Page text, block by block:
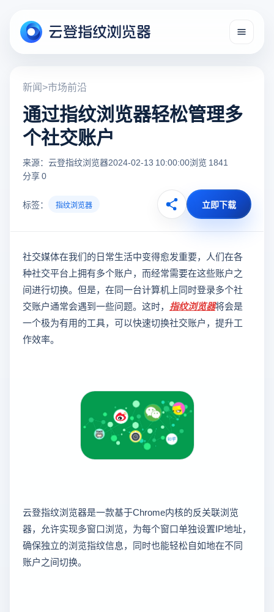
新闻>市场前沿
通过指纹浏览器轻松管理多
个社交账户
来源：云登指纹浏览器2024-02-13 10:00:00浏览 1841
分享 0
标签： 指纹浏览器 立即下载
社交媒体在我们的日常生活中变得愈发重要，人们在各
种社交平台上拥有多个账户，而经常需要在这些账户之
间进行切换。但是，在同一台计算机上同时登录多个社
交账户通常会遇到一些问题。这时， 指纹浏览器将会是
一个极为有用的工具，可以快速切换社交账户，提升工
作效率。
云登指纹浏览器是一款基于Chrome内核的反关联浏览
器，允许实现多窗口浏览，为每个窗口单独设置IP地址，
确保独立的浏览指纹信息，同时也能轻松自如地在不同
账户之间切换。